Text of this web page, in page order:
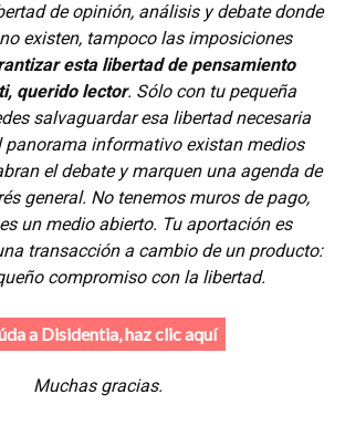
de opinión, análisis y debate donde
existen, tampoco las imposiciones
esta libertad de pensamiento
querido lector. Sólo con tu pequeña
salvaguardar esa libertad necesaria
panorama informativo existan medios
el debate y marquen una agenda de
general. No tenemos muros de pago,
un medio abierto. Tu aportación es
transacción a cambio de un producto:
compromiso con la libertad.
a Disidentia, haz clic aquí
Muchas gracias.